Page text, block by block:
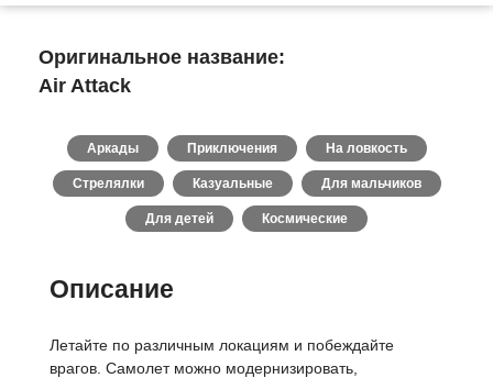
Оригинальное название:
Air Attack
Аркады Приключения На ловкость
Стрелялки Казуальные Для мальчиков
Для детей Космические
Описание
Летайте по различным локациям и побеждайте
врагов. Самолет можно модернизировать,